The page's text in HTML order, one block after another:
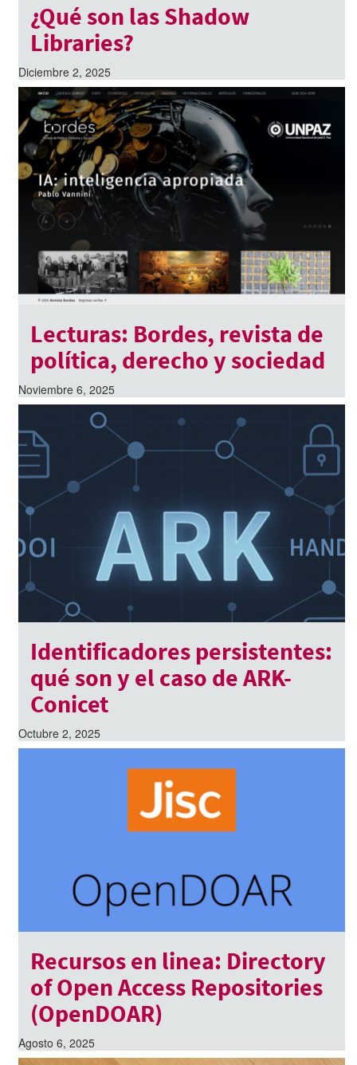
¿Qué son las Shadow
Libraries?
Diciembre 2, 2025
Lecturas: Bordes, revista de
política, derecho y sociedad
Noviembre 6, 2025
Identificadores persistentes:
qué son y el caso de ARK-
Conicet
Octubre 2, 2025
Recursos en linea: Directory
of Open Access Repositories
(OpenDOAR)
Agosto 6, 2025